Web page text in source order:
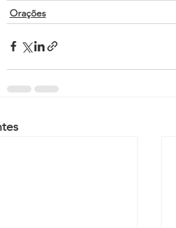
Orações